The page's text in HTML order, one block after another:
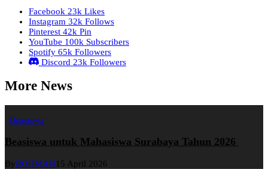
Facebook 23k Likes
Instagram 32k Follows
Pinterest 42k Pin
YouTube 100k Subscribers
Spotify 65k Followers
Discord 23k Followers
More News
Beasiswa
Beasiswa untuk Mahasiswa Surabaya Tahun 2026
ByROHMAN15 April 2026